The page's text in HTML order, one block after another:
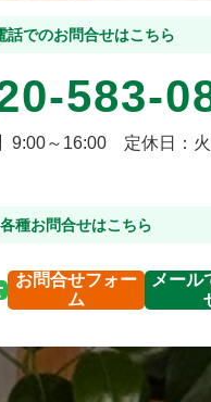
話でのお問合せはこちら
583-
9:00～16:00 定休日：火
各種お問合せはこちら
お問合せフォー
ム
メール